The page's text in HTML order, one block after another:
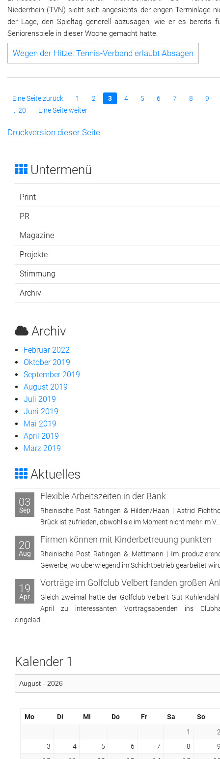
Niederrhein (TVN) sieht sich angesichts der engen Terminlage
der Lage, den Spieltag generell abzusagen, wie er es bereits
Seniorenspiele in dieser Woche gemacht hatte.
Wegen der Hitze: Tennis-Verband erlaubt Absagen
Eine Seite zurück 1 2 3 4 5 6 7 8
9
... 20
Eine Seite weiter
Druckversion dieser Seite
Untermenü
Print
PR
Magazine
Projekte
Stimmung
Archiv
Archiv
Februar 2022
Oktober 2019
September 2019
August 2019
Juli 2019
Juni 2019
Mai 2019
April 2019
März 2019
Aktuelles
03
Sep
Flexible Arbeitszeiten in der Bank
Rheinische Post Ratingen & Hilden/Haan | Astrid
Brück ist zufrieden, obwohl sie im Moment nicht mehr im V...
20
Aug
Firmen können mit Kinderbetreuung punkten
Rheinische Post Ratingen & Mettmann | Im
Gewerbe, wo überwiegend im Schichtbetrieb gearbeitet
19
Apr
Gleich zweimal hatte der Golfclub Velbert Gut
April zu interessanten Vortragsabenden ins
eingelad...
Kalender 1
Mo Di Mi Do Fr Sa
So
1
3
4 5 6 7 8